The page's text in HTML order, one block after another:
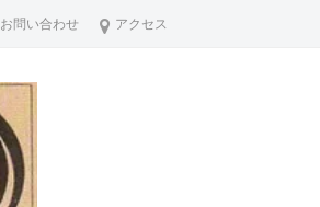
お問い合わせ アクセス